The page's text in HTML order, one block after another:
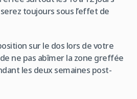
toujours sous l’effet de
sur le dos lors de votre
ne pas abîmer la zone greffée
les deux semaines post-